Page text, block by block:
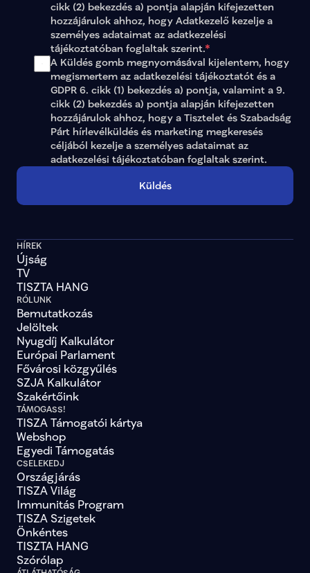
cikk (2) bekezdés a) pontja alapján kifejezetten
hozzájárulok ahhoz, hogy Adatkezelő kezelje a
személyes adataimat az adatkezelési
tájékoztatóban foglaltak szerint.*
A Küldés gomb megnyomásával kijelentem, hogy
megismertem az adatkezelési tájékoztatót és a
GDPR 6. cikk (1) bekezdés a) pontja, valamint a 9.
cikk (2) bekezdés a) pontja alapján kifejezetten
hozzájárulok ahhoz, hogy a Tisztelet és Szabadság
Párt hírlevélküldés és marketing megkeresés
adatkezelési tájékoztatóban foglaltak szerint.
Küldés
HÍREK
Újság
TV
TISZTA HANG
RÓLUNK
Bemutatkozás
Jelöltek
Nyugdíj Kalkulátor
Európai Parlament
Fővárosi közgyűlés
SZJA Kalkulátor
Szakértőink
TÁMOGASS!
TISZA Támogatói kártya
Webshop
Egyedi Támogatás
CSELEKEDJ
Országjárás
TISZA Világ
Immunitás Program
TISZA Szigetek
Önkéntes
TISZTA HANG
Szórólap